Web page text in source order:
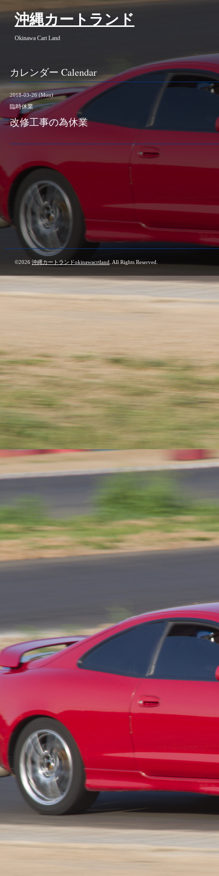
沖縄カートランド
Okinawa Cart Land
カレンダー Calendar
2018-03-26 (Mon)
臨時休業
改修工事の為休業
©2026 沖縄カートランドokinawacrtland . All Rights Reserved.